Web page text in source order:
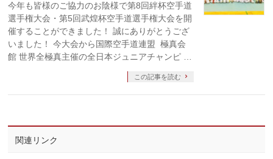
今年も皆様のご協力のお陰様で第8回絆杯空手道
選手権大会・第5回武煌杯空手道選手権大会を開
催することができました！ 誠にありがとうござ
いました！ 今大会から国際空手道連盟 極真会
館 世界全極真主催の全日本ジュニアチャンピ …
この記事を読む
関連リンク